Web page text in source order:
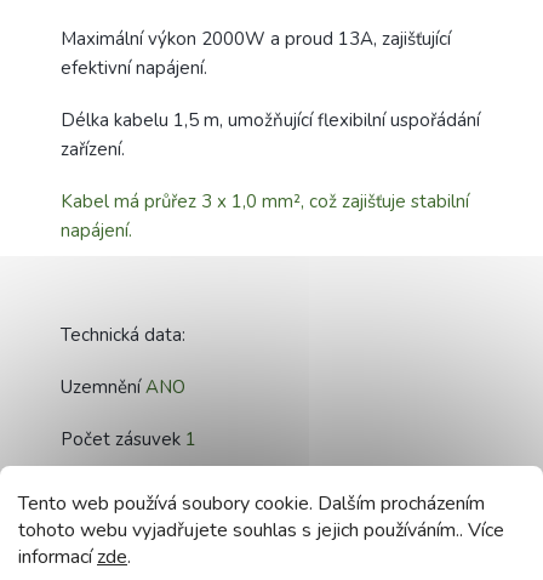
Tento web používá soubory cookie. Dalším procházením
tohoto webu vyjadřujete souhlas s jejich používáním.. Více
informacízde.
Maximální výkon 2000W a proud 13A, zajišťující
efektivní napájení.
Délka kabelu 1,5 m, umožňující flexibilní uspořádání
zařízení.
Kabel má průřez 3 x 1,0 mm², což zajišťuje stabilní
napájení.
Technická data:
UzemněníANO
Počet zásuvek 1
Maximální výkon 2000W
Maximální proud13A